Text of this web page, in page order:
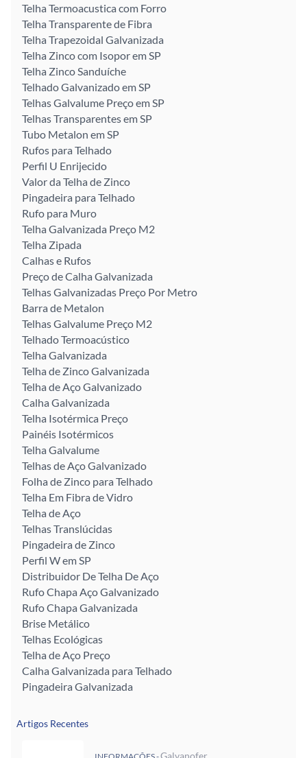
Telha Termoacustica com Forro
Telha Transparente de Fibra
Telha Trapezoidal Galvanizada
Telha Zinco com Isopor em SP
Telha Zinco Sanduíche
Telhado Galvanizado em SP
Telhas Galvalume Preço em SP
Telhas Transparentes em SP
Tubo Metalon em SP
Rufos para Telhado
Perfil U Enrijecido
Valor da Telha de Zinco
Pingadeira para Telhado
Rufo para Muro
Telha Galvanizada Preço M2
Telha Zipada
Calhas e Rufos
Preço de Calha Galvanizada
Telhas Galvanizadas Preço Por Metro
Barra de Metalon
Telhas Galvalume Preço M2
Telhado Termoacústico
Telha Galvanizada
Telha de Zinco Galvanizada
Telha de Aço Galvanizado
Calha Galvanizada
Telha Isotérmica Preço
Painéis Isotérmicos
Telha Galvalume
Telhas de Aço Galvanizado
Folha de Zinco para Telhado
Telha Em Fibra de Vidro
Telha de Aço
Telhas Translúcidas
Pingadeira de Zinco
Perfil W em SP
Distribuidor De Telha De Aço
Rufo Chapa Aço Galvanizado
Rufo Chapa Galvanizada
Brise Metálico
Telhas Ecológicas
Telha de Aço Preço
Calha Galvanizada para Telhado
Pingadeira Galvanizada
Artigos Recentes
Galvanofer